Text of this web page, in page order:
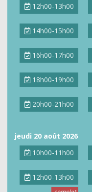
12h00-13h00
14h00-15h00
16h00-17h00
18h00-19h00
20h00-21h00
jeudi 20 août 2026
10h00-11h00
12h00-13h00